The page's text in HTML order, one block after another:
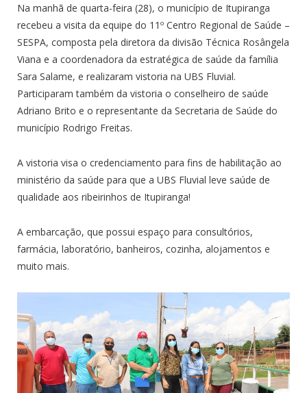
Na manhã de quarta-feira (28), o município de Itupiranga
recebeu a visita da equipe do 11º Centro Regional de Saúde –
SESPA, composta pela diretora da divisão Técnica Rosângela
Viana e a coordenadora da estratégica de saúde da família
Sara Salame, e realizaram vistoria na UBS Fluvial.
Participaram também da vistoria o conselheiro de saúde
Adriano Brito e o representante da Secretaria de Saúde do
município Rodrigo Freitas.
A vistoria visa o credenciamento para fins de habilitação ao
ministério da saúde para que a UBS Fluvial leve saúde de
qualidade aos ribeirinhos de Itupiranga!
A embarcação, que possui espaço para consultórios,
farmácia, laboratório, banheiros, cozinha, alojamentos e
muito mais.